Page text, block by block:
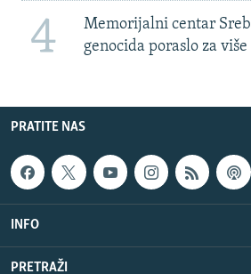
4
Memorijalni centar
genocida poraslo za
PRATITE NAS
INFO
PRETRAŽI